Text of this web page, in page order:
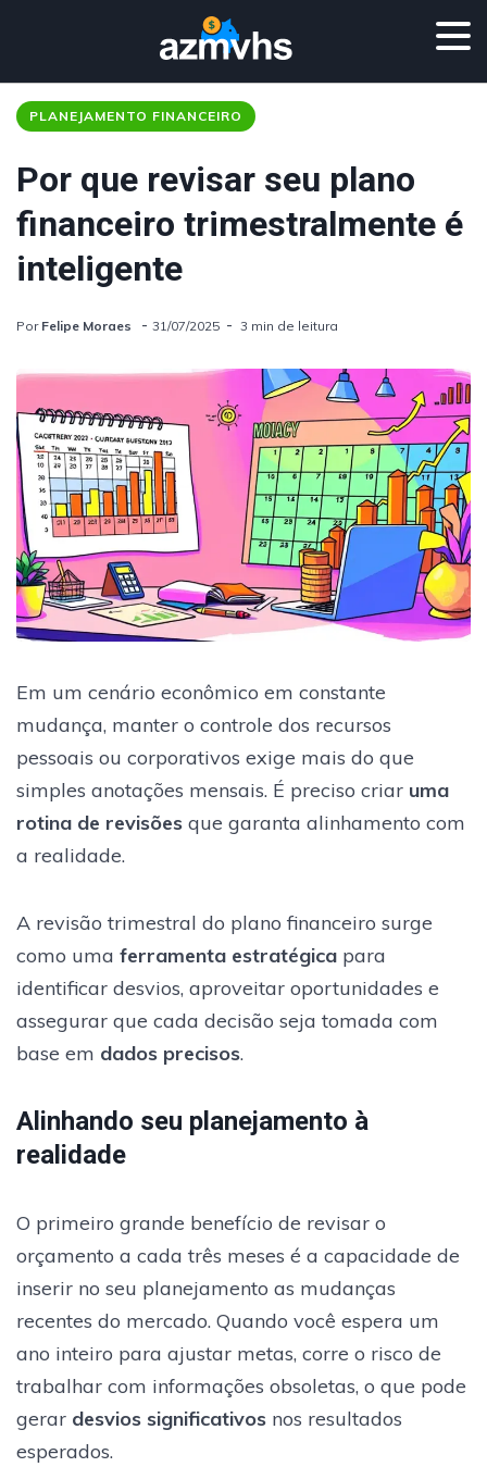
PLANEJAMENTO FINANCEIRO
Por que revisar seu plano
financeiro trimestralmente é
inteligente
Por Felipe Moraes 31/07/2025 3 min de leitura
Em um cenário econômico em constante
mudança, manter o controle dos recursos
pessoais ou corporativos exige mais do que
simples anotações mensais. É preciso criar uma
rotina de revisões que garanta alinhamento com
a realidade.
A revisão trimestral do plano financeiro surge
como uma ferramenta estratégica para
identificar desvios, aproveitar oportunidades e
assegurar que cada decisão seja tomada com
base em dados precisos.
Alinhando seu planejamento à
realidade
O primeiro grande benefício de revisar o
orçamento a cada três meses é a capacidade de
inserir no seu planejamento as mudanças
recentes do mercado. Quando você espera um
ano inteiro para ajustar metas, corre o risco de
trabalhar com informações obsoletas, o que pode
gerar desvios significativos nos resultados
esperados.